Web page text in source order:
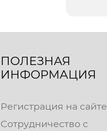
ПОЛЕЗНАЯ
ИНФОРМАЦИЯ
Регистрация на сайте
Сотрудничество с